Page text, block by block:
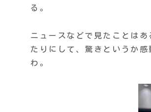
る。
ニュースなどで見たことは
たりにして、驚きというか
わ。